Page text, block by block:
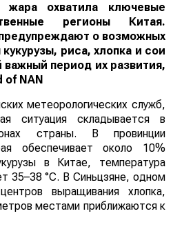
жара охватила ключевые
регионы Китая.
о возможных
риса, хлопка и сои
период их развития,
of NAN
метеорологических служб,
ситуация складывается в
страны. В провинции
обеспечивает около 10%
в Китае, температура
35–38 °C. В Синьцзяне, одном
выращивания хлопка,
местами приближаются к